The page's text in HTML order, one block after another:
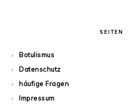
SEITEN
Botulismus
Datenschutz
häufige Fragen
Impressum